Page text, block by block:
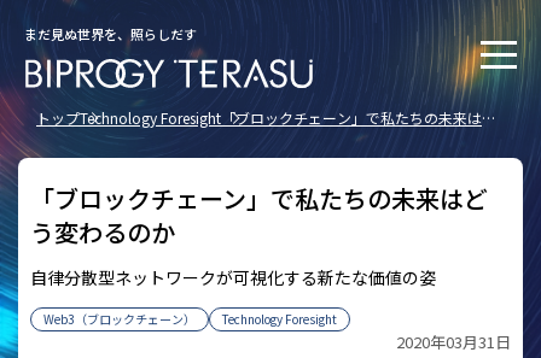
まだ見ぬ世界を、照らしだす
トップTechnology Foresight 「ブロックチェーン」で私たちの未来はど
「ブロックチェーン」で私たちの未来はど
う変わるのか
自律分散型ネットワークが可視化する新たな価値の姿
Web3（ブロックチェーン） Technology Foresight
2020年03月31日